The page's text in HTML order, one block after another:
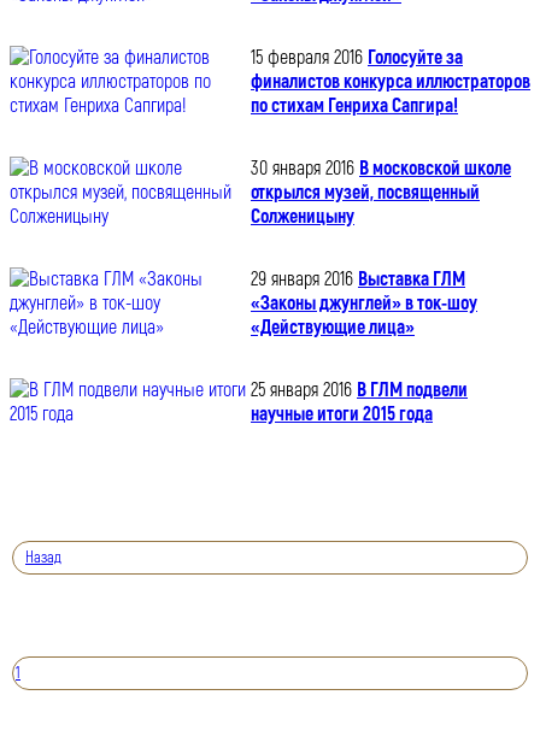
15 февраля 2016 Голосуйте за
финалистов конкурса иллюстраторов
по стихам Генриха Сапгира!
30 января 2016 В московской школе
открылся музей, посвященный
Солженицыну
29 января 2016 Выставка ГЛМ
«Законы джунглей» в ток-шоу
«Действующие лица»
25 января 2016 В ГЛМ подвели
научные итоги 2015 года
Назад
1